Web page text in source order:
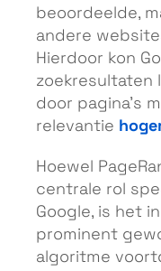
beoordeelde,
andere
Hierdoor kon
zoekresultaten
door pagina’s
relevantie
Hoewel
centrale rol
Google, is het
prominent
algoritme